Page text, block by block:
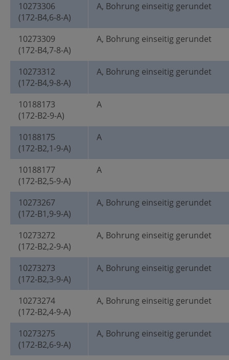
10273306
(172-B4,6-8-A)
A, Bohrung einseitig gerundet
10273309
(172-B4,7-8-A)
A, Bohrung einseitig gerundet
10273312
(172-B4,9-8-A)
A, Bohrung einseitig gerundet
10188173
(172-B2-9-A)
A
10188175
(172-B2,1-9-A)
A
10188177
(172-B2,5-9-A)
A
10273267
(172-B1,9-9-A)
A, Bohrung einseitig gerundet
10273272
(172-B2,2-9-A)
A, Bohrung einseitig gerundet
10273273
(172-B2,3-9-A)
A, Bohrung einseitig gerundet
10273274
(172-B2,4-9-A)
A, Bohrung einseitig gerundet
10273275
(172-B2,6-9-A)
A, Bohrung einseitig gerundet